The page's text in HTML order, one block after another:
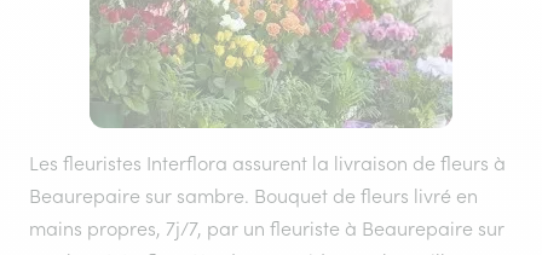
Les fleuristes Interflora assurent la livraison de fleurs à
Beaurepaire sur sambre. Bouquet de fleurs livré en
mains propres, 7j/7, par un fleuriste à Beaurepaire sur